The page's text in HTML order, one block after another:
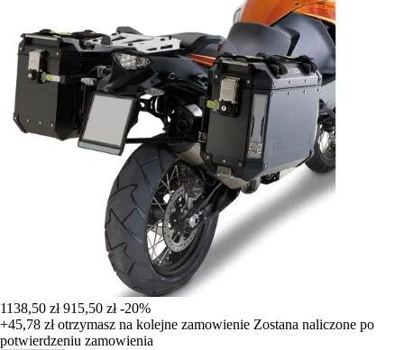
1138,50 zł 915,50 zł -20%
+45,78 złotrzymasz na kolejne zamowienie Zostana naliczone po
potwierdzeniu zamowienia